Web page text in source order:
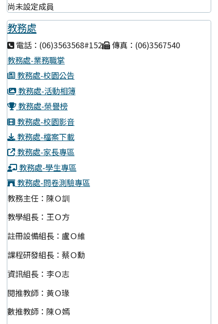
尚未設定成員
教務處
電話：(06)3563568#152
傳真：(06)3567540
教務處-業務職掌
教務處-校園公告
教務處-活動相簿
教務處-榮譽榜
教務處-校園影音
教務處-檔案下載
教務處-家長專區
教務處-學生專區
教務處-問卷測驗專區
教務主任：陳Ｏ訓
教學組長：王Ｏ方
註冊設備組長：盧Ｏ維
課程研發組長：蔡Ｏ勳
資訊組長：李Ｏ志
閱推教師：黃Ｏ瑑
數推教師：陳Ｏ嫣